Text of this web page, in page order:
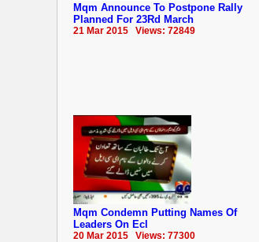
Mqm Announce To Postpone Rally
Planned For 23Rd March
21 Mar 2015 Views: 72849
Mqm Condemn Putting Names Of
Leaders On Ecl
20 Mar 2015 Views: 77300